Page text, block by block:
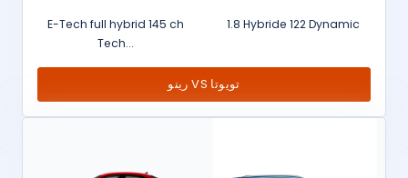
E-Tech full hybrid 145 ch
Tech...
1.8 Hybride 122 Dynamic
رينو VS تويوتا